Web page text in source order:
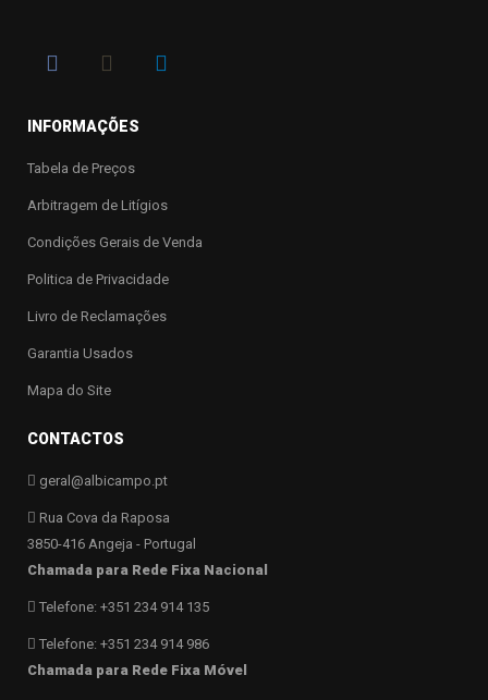
INFORMAÇÕES
Tabela de Preços
Arbitragem de Litígios
Condições Gerais de Venda
Politica de Privacidade
Livro de Reclamações
Garantia Usados
Mapa do Site
CONTACTOS
geral@albicampo.pt
Rua Cova da Raposa
3850-416 Angeja - Portugal
Chamada para Rede Fixa Nacional
Telefone: +351 234 914 135
Telefone: +351 234 914 986
Chamada para Rede Fixa Móvel